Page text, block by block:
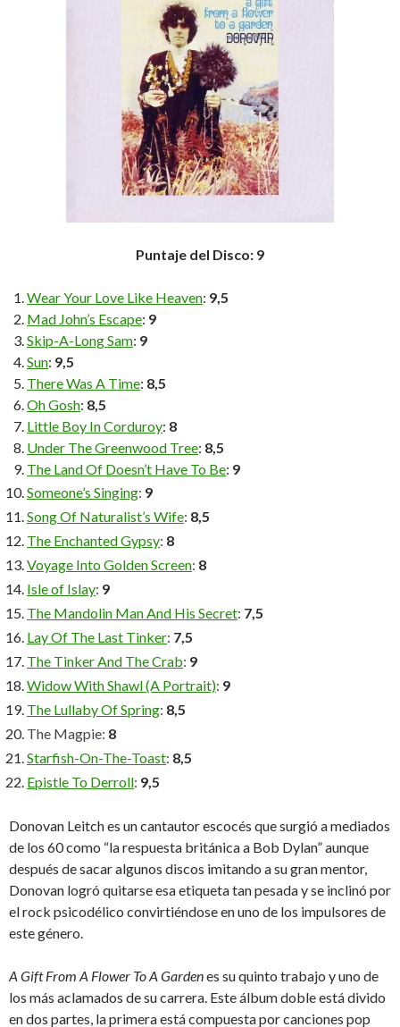
Puntaje del Disco: 9
Wear Your Love Like Heaven: 9,5
Mad John’s Escape: 9
Skip-A-Long Sam: 9
Sun: 9,5
There Was A Time: 8,5
Oh Gosh: 8,5
Little Boy In Corduroy: 8
Under The Greenwood Tree: 8,5
The Land Of Doesn’t Have To Be: 9
Someone’s Singing: 9
Song Of Naturalist’s Wife: 8,5
The Enchanted Gypsy: 8
Voyage Into Golden Screen: 8
Isle of Islay: 9
The Mandolin Man And His Secret: 7,5
Lay Of The Last Tinker: 7,5
The Tinker And The Crab: 9
Widow With Shawl (A Portrait): 9
The Lullaby Of Spring: 8,5
The Magpie: 8
Starfish-On-The-Toast: 8,5
Epistle To Derroll: 9,5
Donovan Leitch es un cantautor escocés que surgió a mediados
de los 60 como “la respuesta británica a Bob Dylan” aunque
después de sacar algunos discos imitando a su gran mentor,
Donovan logró quitarse esa etiqueta tan pesada y se inclinó por
el rock psicodélico convirtiéndose en uno de los impulsores de
este género.
A Gift From A Flower To A Gardenes su quinto trabajo y uno de
los más aclamados de su carrera. Este álbum doble está divido
en dos partes, la primera está compuesta por canciones pop